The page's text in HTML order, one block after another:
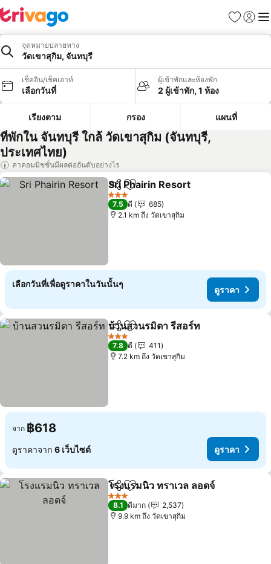
รายการโป
เข้าสู่ร
เมนู
จุดหมายปลายทาง
วัดเขาสุกิม, จันทบุรี
เช็คอิน/เช็คเอาท์
เลือกวันที่
ผู้เข้าพักและห้องพัก
2 ผู้เข้าพัก, 1 ห้อง
เรียงตาม กรอง แผนที่
ที่พักใน จันทบุรี ใกล้ วัดเขาสุกิม (จันทบุรี,
ประเทศไทย)
ค่าคอมมิชชั่นมีผลต่ออันดับอย่างไร
แชร์ เพิ่มในรายการโปรด
Sri Phairin Resort
3 ดาว
7.5 ดี
685
2.1 km ถึง วัดเขาสุกิม
เลือกวันที่เพื่อดูราคาในวันนั้นๆ
ดูราคา
แชร์ เพิ่มในรายการโปรด
บ้านสวนรมิตา รีสอร์ท
3 ดาว
7.8 ดี
411
7.2 km ถึง วัดเขาสุกิม
จาก ฿618
ดูราคาจาก 6 เว็บไซต์ ดูราคา
แชร์ เพิ่มในรายการโปรด
โรงแรมนิว ทราเวล ลอดจ์
3 ดาว
8.1 ดีมาก
2,537
9.9 km ถึง วัดเขาสุกิม